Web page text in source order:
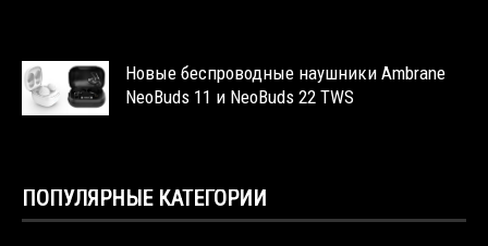
Новые беспроводные наушники Ambrane
NeoBuds 11 и NeoBuds 22 TWS
ПОПУЛЯРНЫЕ КАТЕГОРИИ